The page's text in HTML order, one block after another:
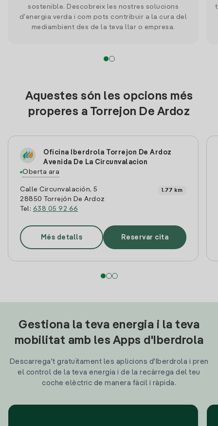
sostenible. Descobreix les nostres solucions
d'energia verda i com pots contribuir a la cura del
mediambient des de la teva llar o empresa.
Aquestes són les opcions més
properes a Torrejon De Ardoz
Oficina Iberdrola Torrejon De Ardoz
Avenida De La Circunvalacion
Oberta ara
Calle Circunvalación, 5
28850 Torrejón De Ardoz
Tel: 638 05 92 66
1.77 km
Més detalls Reservar cita
Gestiona la teva energia i la teva
mobilitat amb les Apps d'Iberdrola
Descarrega't gratuïtament les aplicions d'Iberdrola i pren
el control de la teva energia i de la recàrrega del teu
coche elèctric de manera fàcil i ràpida.